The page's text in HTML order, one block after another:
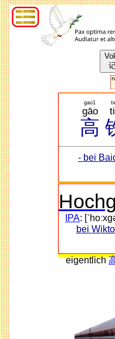
高
gāo
gao1
- bei
IPA:
bei
eigentlich